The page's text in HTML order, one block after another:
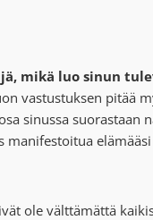
mikä luo sinun
vastustuksen pitää
sinussa suorastaan
ole välttämättä